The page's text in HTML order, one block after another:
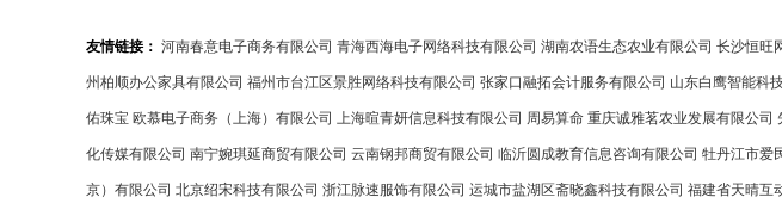
友情链接： 河南春意电子商务有限公司 青海西海电子网络科技有限公司 湖南农语生态农业有限公司 长沙恒旺
州柏顺办公家具有限公司 福州市台江区景胜网络科技有限公司 张家口融拓会计服务有限公司 山东白鹰智能科
佑珠宝 欧慕电子商务（上海）有限公司 上海暄青妍信息科技有限公司 周易算命 重庆诚雅茗农业发展有限公司
化传媒有限公司 南宁婉琪延商贸有限公司 云南钢邦商贸有限公司 临沂圆成教育信息咨询有限公司 牡丹江市爱
京）有限公司 北京绍宋科技有限公司 浙江脉速服饰有限公司 运城市盐湖区斋晓鑫科技有限公司 福建省天晴互